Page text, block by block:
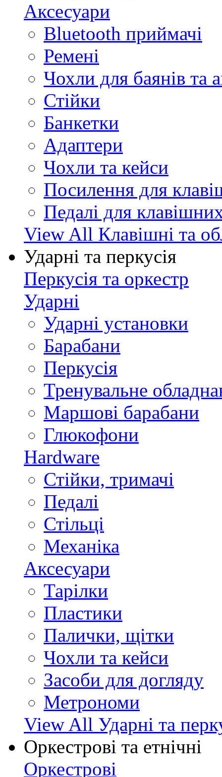
Аксесуари
Bluetooth приймачі
Ремені
Чохли для баянів та
Стійки
Банкетки
Адаптери
Чохли та кейси
Посилення для
Педалі для
View All Клавішні та
Ударні та перкусія
Перкусія та оркестр
Ударні
Ударні установки
Барабани
Перкусія
Тренувальне
Маршові барабани
Глюкофони
Hardware
Стійки, тримачі
Педалі
Стільці
Механіка
Аксесуари
Тарілки
Пластики
Палички, щітки
Чохли та кейси
Засоби для догляду
Метрономи
View All Ударні та
Оркестрові та етнічні
Оркестрові